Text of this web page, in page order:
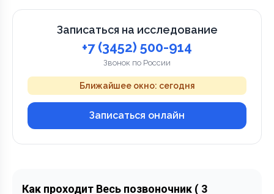
Записаться на исследование
+7 (3452) 500-914
Звонок по России
Ближайшее окно: сегодня
Записаться онлайн
Как проходит Весь позвоночник ( 3